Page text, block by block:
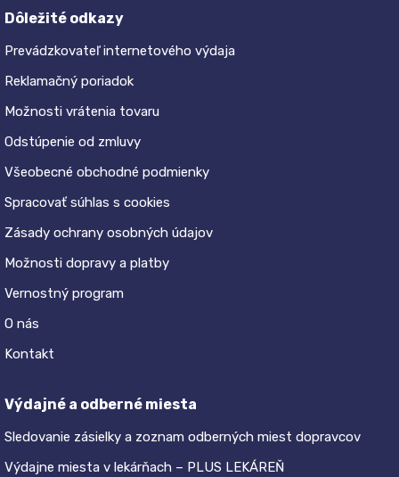
Dôležité odkazy
Prevádzkovateľ internetového výdaja
Reklamačný poriadok
Možnosti vrátenia tovaru
Odstúpenie od zmluvy
Všeobecné obchodné podmienky
Spracovať súhlas s cookies
Zásady ochrany osobných údajov
Možnosti dopravy a platby
Vernostný program
O nás
Kontakt
Výdajné a odberné miesta
Sledovanie zásielky a zoznam odberných miest dopravcov
Výdajne miesta v lekárňach – PLUS LEKÁREŇ